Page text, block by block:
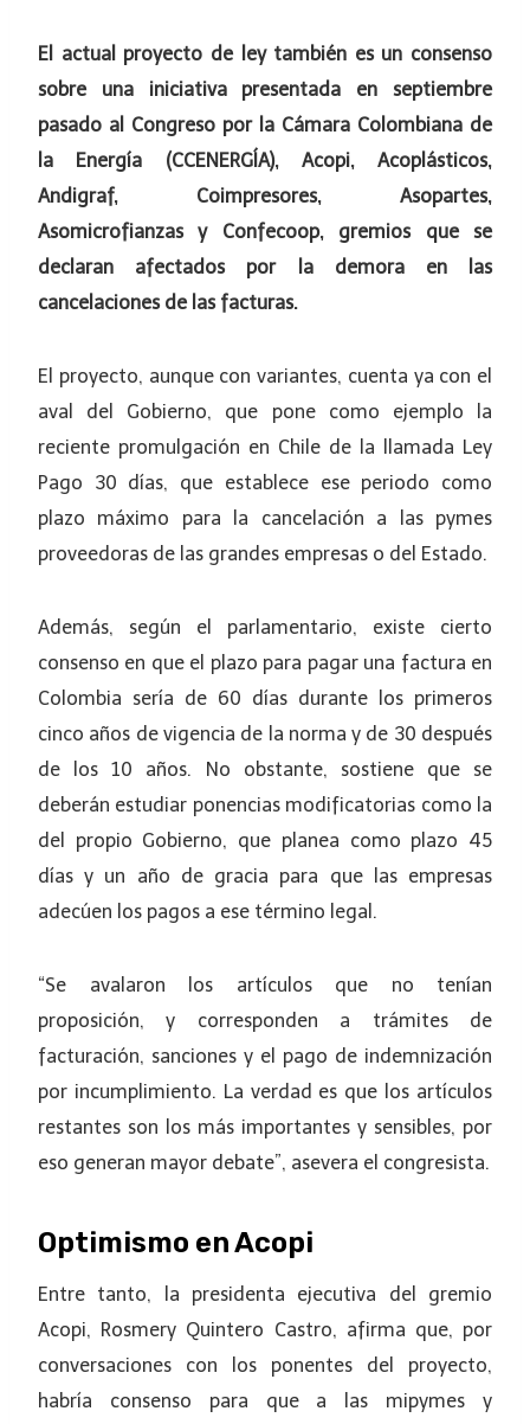
El actual proyecto de ley también es un consenso
sobre una iniciativa presentada en septiembre
pasado al Congreso por la Cámara Colombiana de
la Energía (CCENERGÍA), Acopi, Acoplásticos,
Andigraf, Coimpresores, Asopartes,
Asomicrofianzas y Confecoop, gremios que se
declaran afectados por la demora en las
cancelaciones de las facturas.
El proyecto, aunque con variantes, cuenta ya con el
aval del Gobierno, que pone como ejemplo la
reciente promulgación en Chile de la llamada Ley
Pago 30 días, que establece ese periodo como
plazo máximo para la cancelación a las pymes
proveedoras de las grandes empresas o del Estado.
Además, según el parlamentario, existe cierto
consenso en que el plazo para pagar una factura en
Colombia sería de 60 días durante los primeros
cinco años de vigencia de la norma y de 30 después
de los 10 años. No obstante, sostiene que se
deberán estudiar ponencias modificatorias como la
del propio Gobierno, que planea como plazo 45
días y un año de gracia para que las empresas
adecúen los pagos a ese término legal.
“Se avalaron los artículos que no tenían
proposición, y corresponden a trámites de
facturación, sanciones y el pago de indemnización
por incumplimiento. La verdad es que los artículos
restantes son los más importantes y sensibles, por
eso generan mayor debate”, asevera el congresista.
Optimismo en Acopi
Entre tanto, la presidenta ejecutiva del gremio
Acopi, Rosmery Quintero Castro, afirma que, por
conversaciones con los ponentes del proyecto,
habría consenso para que a las mipymes y